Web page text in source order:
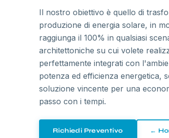
Il nostro obiettivo è quello di
produzione di energia solare, in
raggiunga il 100% in qualsiasi
architettoniche su cui volete
perfettamente integrati con
potenza ed efficienza energetica,
soluzione vincente per una
passo con i tempi.
Richiedi Preventivo ←